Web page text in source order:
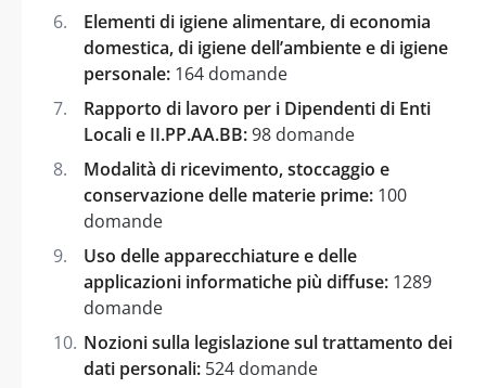
Elementi di igiene alimentare, di economia
domestica, di igiene dell’ambiente e di igiene
personale: 164 domande
Rapporto di lavoro per i Dipendenti di Enti
Locali e II.PP.AA.BB:98 domande
Modalità di ricevimento, stoccaggio e
conservazione delle materie prime: 100
domande
Uso delle apparecchiature e delle
applicazioni informatiche più diffuse: 1289
domande
Nozioni sulla legislazione sul trattamento dei
dati personali: 524 domande